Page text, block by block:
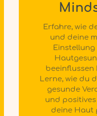
Erfahre, wie
und deine
beeinflussen
Lerne, wie du
gesunde
und positives
deine Haut